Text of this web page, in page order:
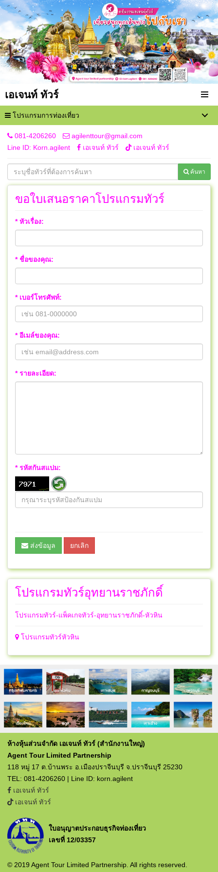
เอเจนท์ ทัวร์
โปรแกรมการท่องเที่ยว
081-4206260
agilenttour@gmail.com
Line ID: Korn.agilent
เอเจนท์ ทัวร์ เอเจนท์ ทัวร์
ค้นหา
ขอใบเสนอราคาโปรแกรมทัวร์
* หัวเรื่อง:
* ชื่อของคุณ:
* เบอร์โทรศัพท์:
* อีเมล์ของคุณ:
* รายละเอียด:
* รหัสกันสแปม:
ส่งข้อมูล ยกเลิก
โปรแกรมทัวร์อุทยานราชภักดิ์
โปรแกรมทัวร์-แพ็คเกจทัวร์-อุทยานราชภักดิ์-หัวหิน
โปรแกรมทัวร์หัวหิน
ห้างหุ้นส่วนจำกัด เอเจนท์ ทัวร์ (สำนักงานใหญ่)
Agent Tour Limited Partnership
118 หมู่ 17 ต.บ้านพระ อ.เมืองปราจีนบุรี จ.ปราจีนบุรี 25230
TEL: 081-4206260 | Line ID: korn.agilent
เอเจนท์ ทัวร์
เอเจนท์ ทัวร์
ใบอนุญาตประกอบธุรกิจท่องเที่ยว
เลขที่ 12/03357
© 2019 Agent Tour Limited Partnership. All rights reserved.